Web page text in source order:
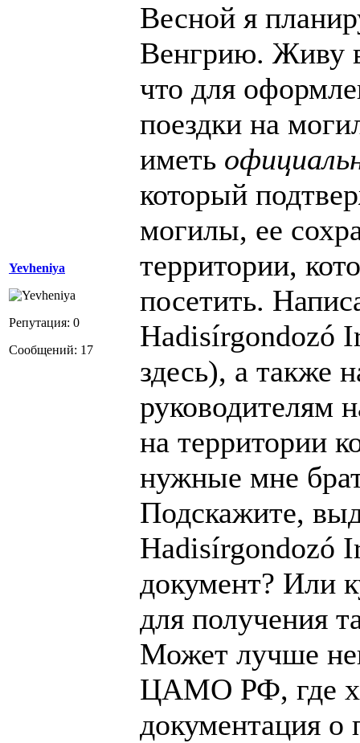
Yevheniya
Репутация: 0
Сообщений: 17
Весной я
Венгрию. Живу
что для
поездки на
иметь
который
могилы, ее
территории,
посетить.
Hadisírgondozó
здесь), а также
руководителям
на территории
нужные мне
Подскажите,
Hadisírgondozó
документ? Или
для получения
Может лучше
ЦАМО РФ, где
документация о